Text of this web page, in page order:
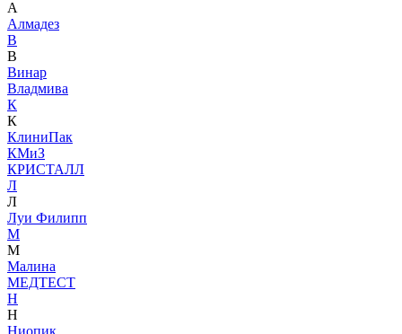
А
Алмадез
В
В
Винар
Владмива
К
К
КлиниПак
КМиЗ
КРИСТАЛЛ
Л
Л
Луи Филипп
М
М
Малина
МЕДТЕСТ
Н
Н
Ниопик